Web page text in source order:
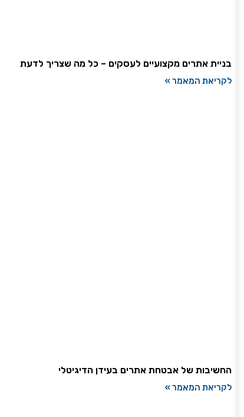
בניית אתרים מקצועיים לעסקים – כל מה שצריך לדעת
לקריאת המאמר »
החשיבות של אבטחת אתרים בעידן הדיגיטלי
לקריאת המאמר »